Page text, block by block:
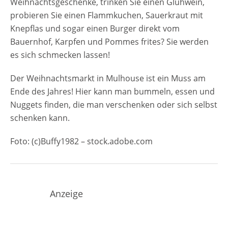
probieren Sie einen Flammkuchen, Sauerkraut mit
Knepflas und sogar einen Burger direkt vom
Bauernhof, Karpfen und Pommes frites? Sie werden
es sich schmecken lassen!
Der Weihnachtsmarkt in Mulhouse ist ein Muss am
Ende des Jahres! Hier kann man bummeln, essen und
Nuggets finden, die man verschenken oder sich selbst
schenken kann.
Foto: (c)Buffy1982 – stock.adobe.com
Anzeige